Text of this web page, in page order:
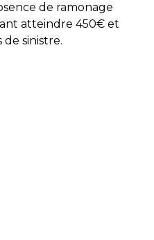
de ramonage
atteindre 450€ et
sinistre.